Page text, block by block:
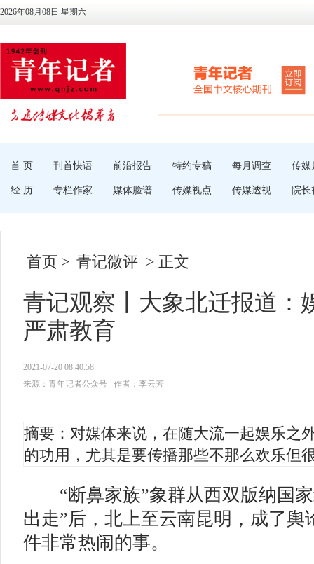
2026年08月08日 星期六
首 页 刊首快语 前沿报告 特约专稿 每月调查 传媒
经 历 专栏作家 媒体脸谱 传媒视点 传媒透视 院长
首页 > 青记微评 > 正文
青记观察丨大象北迁报道：
严肃教育
2021-07-20 08:40:58
来源：青年记者公众号
作者：李云芳
摘要：对媒体来说，在随大流一起娱乐之
的功用，尤其是要传播那些不那么欢乐但
“断鼻家族”象群从西双版纳国家
出走”后，北上至云南昆明，成了舆
件非常热闹的事。